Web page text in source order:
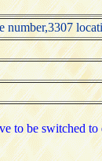
to be switched